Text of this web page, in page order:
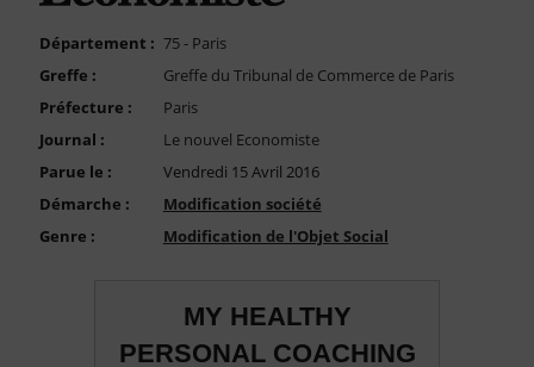
Département : 75 - Paris
Greffe :
Greffe du Tribunal de Commerce de Paris
Préfecture :
Paris
Journal :
Le nouvel Economiste
Parue le :
Vendredi 15 Avril 2016
Démarche :
Modification société
Genre :
Modification de l'Objet Social
MY HEALTHY
PERSONAL COACHING